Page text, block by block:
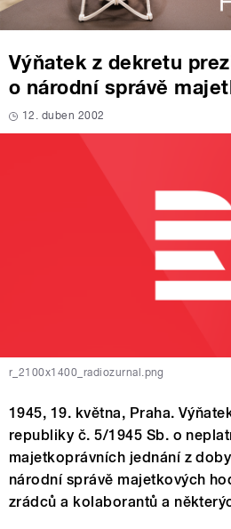
Výňatek z dekretu
o národní správě
12. duben 2002
r_2100x1400_radiozurnal.png
1945, 19. května, Praha.
republiky č. 5/1945 Sb. o
majetkoprávních jednání z
národní správě majetkových
zrádců a kolaborantů a